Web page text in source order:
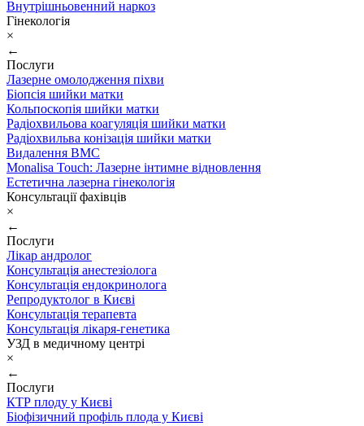
Внутрішньовенний наркоз
Гінекологія
×
←
Послуги
Лазерне омолодження піхви
Біопсія шийки матки
Кольпоскопія шийки матки
Радіохвильова коагуляція шийки матки
Радіохвильва конізація шийки матки
Видалення ВМС
Monalisa Touch: Лазерне інтимне відновлення
Естетична лазерна гінекологія
Консультації фахівців
×
←
Послуги
Лікар андролог
Консультація анестезіолога
Консультація ендокринолога
Репродуктолог в Києві
Консультація терапевта
Консультація лікаря-генетика
УЗД в медичному центрі
×
←
Послуги
КТР плоду у Києві
Біофізичний профіль плода у Києві